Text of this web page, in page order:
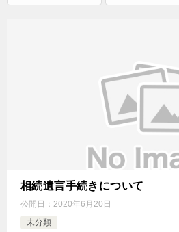
相続遺言手続きについて
公開日： 2020年6月20日
未分類